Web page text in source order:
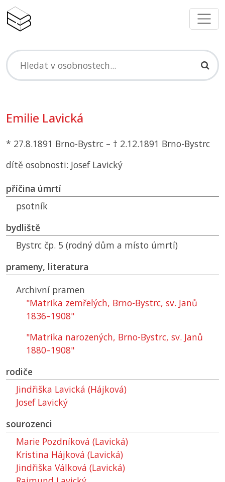
Emilie Lavická
* 27.8.1891 Brno-Bystrc – † 2.12.1891 Brno-Bystrc
dítě osobnosti: Josef Lavický
příčina úmrtí
psotník
bydliště
Bystrc čp. 5 (rodný dům a místo úmrtí)
prameny, literatura
Archivní pramen
"Matrika zemřelých, Brno-Bystrc, sv. Janů
1836–1908"
"Matrika narozených, Brno-Bystrc, sv. Janů
1880–1908"
rodiče
Jindřiška Lavická (Hájková)
Josef Lavický
sourozenci
Marie Pozdníková (Lavická)
Kristina Hájková (Lavická)
Jindřiška Válková (Lavická)